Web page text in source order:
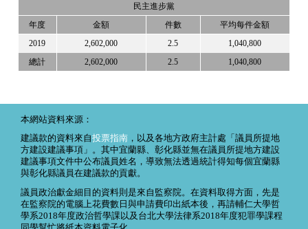
民主進步黨
年度 金額 件數 平均每件金額
2019 2,602,000 2.5 1,040,800
總計 2,602,000 2.5 1,040,800
本網站資料來源：
建議款的資料來自投票指南 ，以及各地方政府主計處「議員所提地
方建設建議事項」。其中宜蘭縣、彰化縣並無在議員所提地方建設
建議事項文件中公布議員姓名，導致無法透過統計得知每個宜蘭縣
與彰化縣議員在建議款的貢獻。
議員政治獻金細目的資料則是來自監察院。在資料取得方面，先是
在監察院的電腦上花費數日與申請費印出紙本後，再請輔仁大學哲
學系2018年度政治哲學課以及台北大學法律系2018年度犯罪學課程